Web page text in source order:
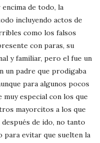
de todo, la
incluyendo actos de
como los falsos
con paras, su
y familiar, pero el fue un
un padre que prodigaba
para algunos pocos
especial con los que
mayorcitos a los que
de ido, no tanto
evitar que suelten la